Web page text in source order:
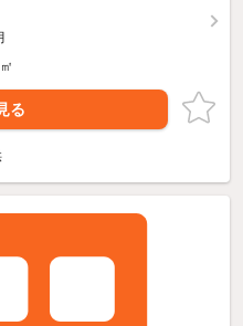
る